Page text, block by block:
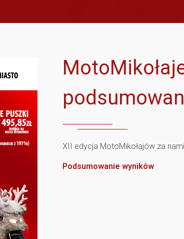
XII edycja MotoMikołajów za
Podsumowanie wyników